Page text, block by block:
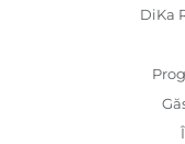
DiKa